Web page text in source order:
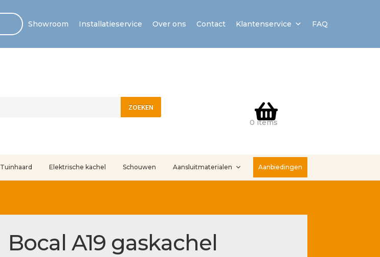
Showroom Installatieservice Over ons Contact Klantenservice FAQ
ZOEKEN
0 items
Tuinhaard Elektrische kachel Schouwen Aansluitmaterialen Aanbiedingen
Bocal A19 gaskachel